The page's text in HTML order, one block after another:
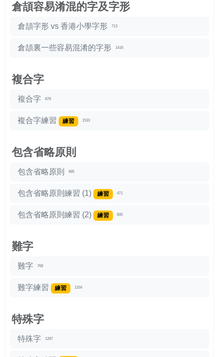
倉頡容易淆混的字及字形
倉頡字形 vs 香港小學字形 713
倉頡裏一些容易混淆的字形 1416
複合字
複合字 879
複合字練習 練習 1533
包含省略原則
包含省略原則 995
包含省略原則練習 (1) 練習 471
包含省略原則練習 (2) 練習 605
難字
難字 768
難字練習 練習 1334
特殊字
特殊字 1287